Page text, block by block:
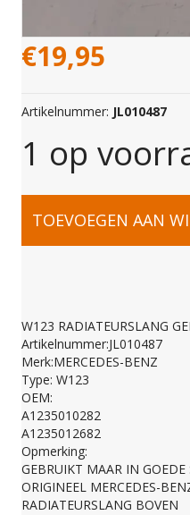
€19,95
Artikelnummer: JL010487
1 op
W123
aantal
TOEVOEGEN AAN
W123 RADIATEURSLANG
Artikelnummer:JL010487
Merk:MERCEDES-BENZ
Type: W123
OEM:
A1235010282
A1235012682
Opmerking:
GEBRUIKT MAAR IN GOEDE
ORIGINEEL MERCEDES-
RADIATEURSLANG BOVEN